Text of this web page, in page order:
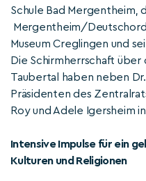
Schule Bad Mergentheim,
Mergentheim/
Museum Creglingen und
Die Schirmherrschaft über
Taubertal haben neben
Präsidenten des
Roy und Adele Igersheim
Intensive Impulse für ein
Kulturen und Religionen